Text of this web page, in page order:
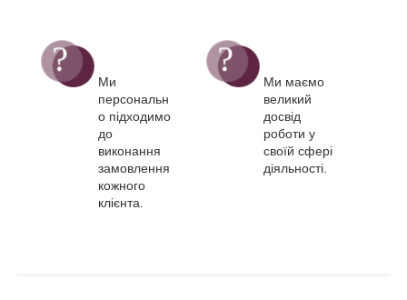
Ми
персональн
о підходимо
до
виконання
замовлення
кожного
клієнта.
Ми маємо
великий
досвід
роботи у
своїй сфері
діяльності.